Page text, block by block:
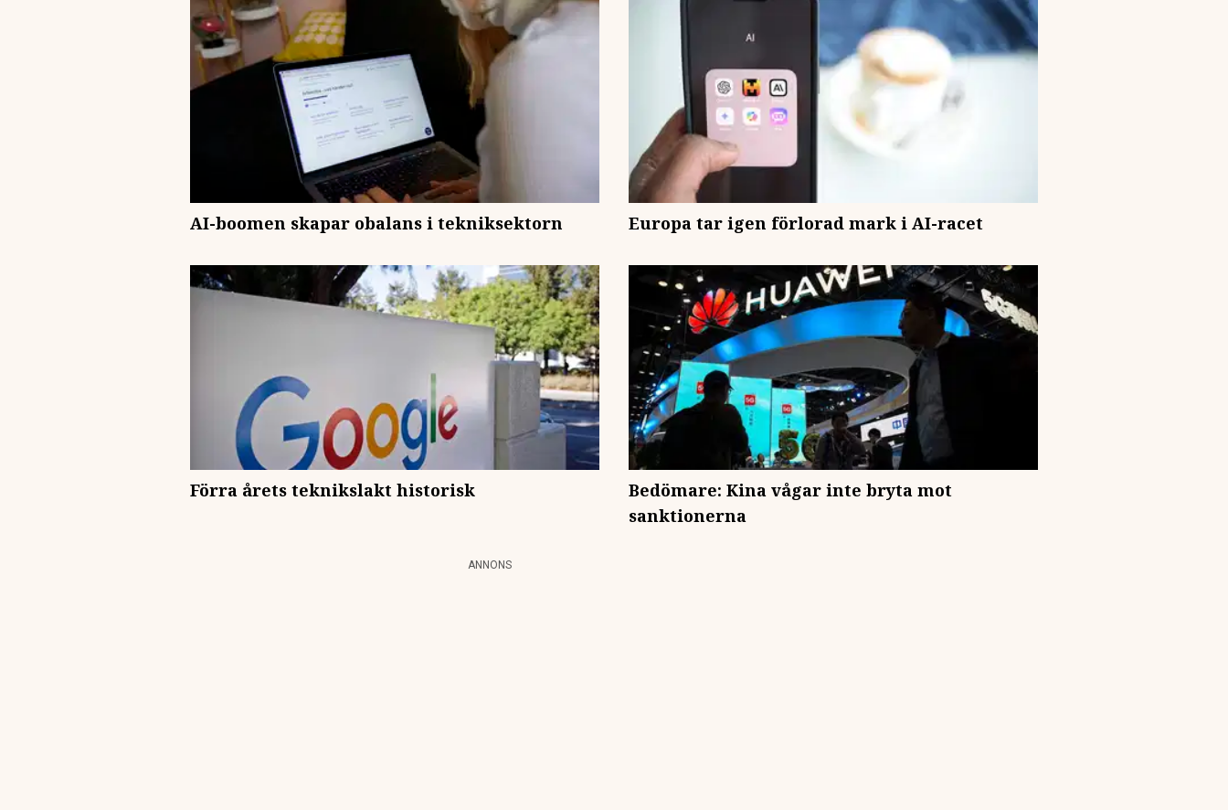
AI-boomen skapar obalans i tekniksektorn Europa tar igen förlorad mark i AI-racet
Förra årets teknikslakt historisk
Bedömare: Kina vågar inte bryta mot
sanktionerna
ANNONS